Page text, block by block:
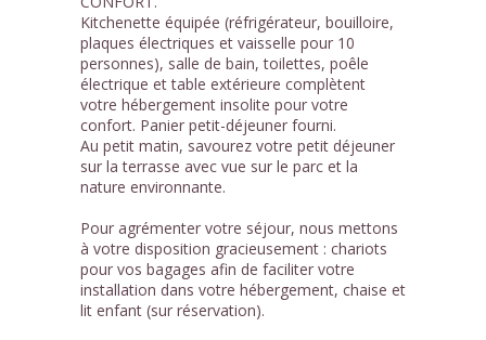
Kitchenette équipée (réfrigérateur, bouilloire,
plaques électriques et vaisselle pour 10
personnes), salle de bain, toilettes, poêle
électrique et table extérieure complètent
votre hébergement insolite pour votre
confort. Panier petit-déjeuner fourni.
Au petit matin, savourez votre petit déjeuner
sur la terrasse avec vue sur le parc et la
nature environnante.
Pour agrémenter votre séjour, nous mettons
à votre disposition gracieusement : chariots
pour vos bagages afin de faciliter votre
installation dans votre hébergement, chaise et
lit enfant (sur réservation).